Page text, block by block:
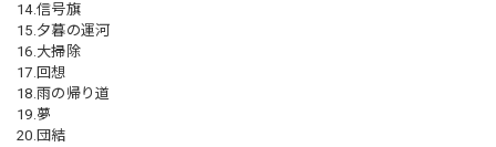
14.信号旗
15.夕暮の運河
16.大掃除
17.回想
18.雨の帰り道
19.夢
20.団結